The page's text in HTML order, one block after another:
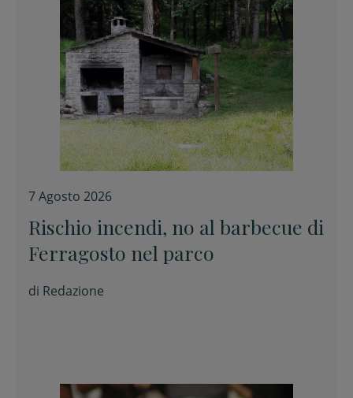
7 Agosto 2026
Rischio incendi, no al barbecue di
Ferragosto nel parco
di Redazione